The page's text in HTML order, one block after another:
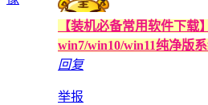
【装机必备常用软件下载
win7/win10/win11纯净版
回复
举报